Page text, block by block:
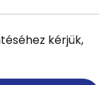
kérjük,